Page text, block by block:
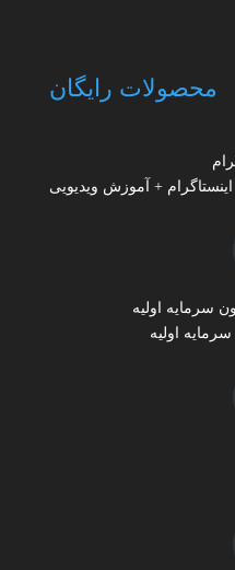
محصولات رایگان
+ آموزش ویدیویی
اولیه